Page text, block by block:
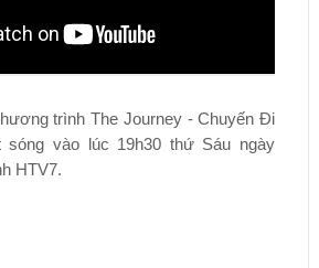
trình The Journey - Chuyến Đi
vào lúc 19h30 thứ Sáu ngày
HTV7.